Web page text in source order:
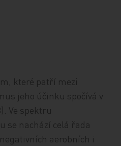
které patří mezi
jeho účinku spočívá v
Ve spektru
nachází celá řada
aerobních i